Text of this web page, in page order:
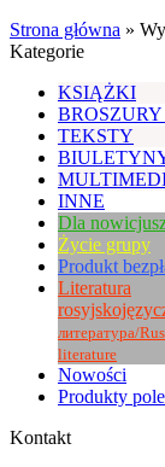
Strona główna »
Kategorie
KSIĄŻKI
TEKSTY
INNE
Dla
Życie grupy
Produkt
Literatura
литература/
literature
Nowości
Produkty
Kontakt